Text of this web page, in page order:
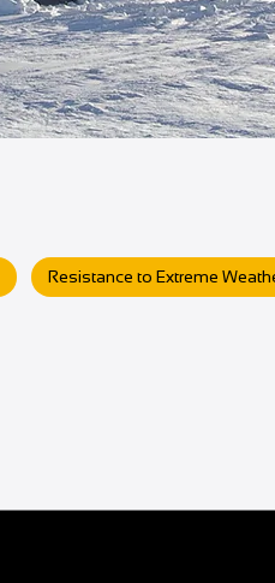
Resistance to Extreme